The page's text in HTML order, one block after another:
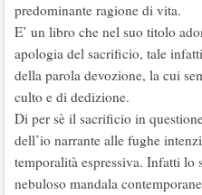
predominante ragione di vita.
E’ un libro che nel suo titolo
apologia del sacrificio, tale
della parola devozione, la cui
culto e di dedizione.
Di per sè il sacrificio in
dell’io narrante alle fughe
temporalità espressiva. Infatti lo
nebuloso mandala